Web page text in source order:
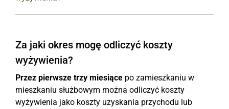
Za jaki okres mogę odliczyć koszty
wyżywienia?
Przez pierwsze trzy miesiące po zamieszkaniu w
mieszkaniu służbowym można odliczyć koszty
wyżywienia jako koszty uzyskania przychodu lub